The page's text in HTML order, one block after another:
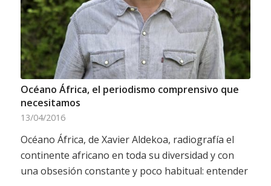
Océano África, el periodismo comprensivo que
necesitamos
13/04/2016
Océano África, de Xavier Aldekoa, radiografía el
continente africano en toda su diversidad y con
una obsesión constante y poco habitual: entender